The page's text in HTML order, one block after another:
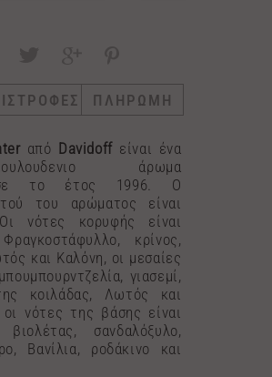
ΠΛΗΡΩΜΗ
από Davidoffείναι ένα
άρωμα
το έτος 1996. Ο
του αρώματος είναι
νότες κορυφής είναι
κρίνος,
και Καλόνη, οι μεσαίες
γιασεμί,
κοιλάδας, Λωτός και
νότες της βάσης είναι
σανδαλόξυλο,
Βανίλια, ροδάκινο και